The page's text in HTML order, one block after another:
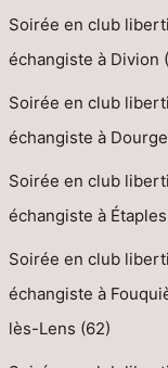
Soirée en club
échangiste à Divion
Soirée en club
échangiste à
Soirée en club
échangiste à
Soirée en club
échangiste à
lès-Lens (62)